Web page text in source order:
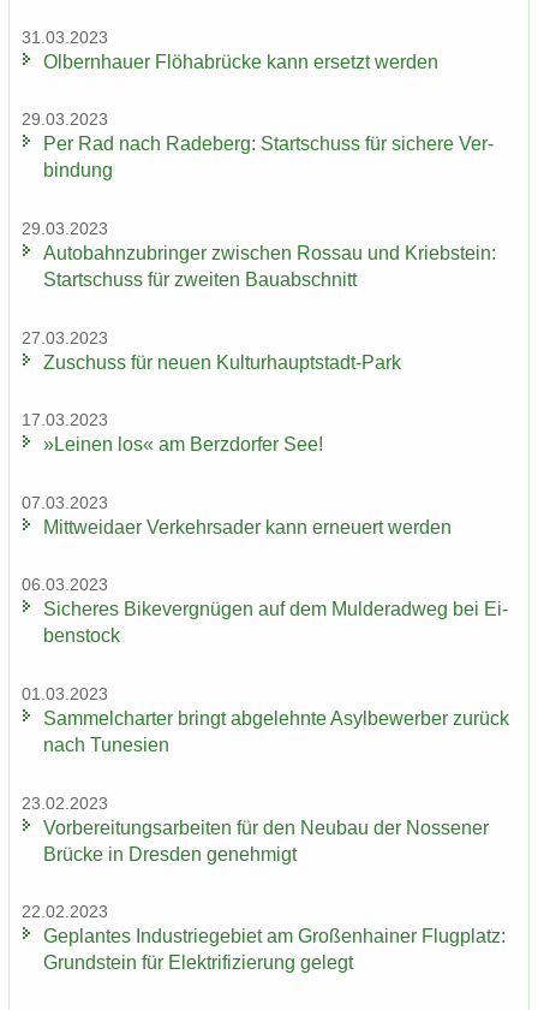
31.03.2023
Ol­bern­hau­er Flöha­b­rü­cke kann er­setzt wer­den
29.03.2023
Per Rad nach Ra­de­berg: Start­schuss für si­che­re Ver­
bin­dung
29.03.2023
Au­to­bahn­zu­brin­ger zwi­schen Ros­sau und Krieb­stein:
Start­schuss für zwei­ten Bau­ab­schnitt
27.03.2023
Zu­schuss für neuen Kulturhauptstadt-​Park
17.03.2023
»Lei­nen los« am Berz­dor­fer See!
07.03.2023
Mitt­wei­da­er Ver­kehrs­ader kann er­neu­ert wer­den
06.03.2023
Si­che­res Bi­ke­ver­gnü­gen auf dem Mul­derad­weg bei Ei­
ben­stock
01.03.2023
Sam­mel­char­ter bringt ab­ge­lehn­te Asyl­be­wer­ber zu­rück
nach Tu­ne­si­en
23.02.2023
Vor­be­rei­tungs­ar­bei­ten für den Neu­bau der Nos­se­ner
Brü­cke in Dres­den ge­neh­migt
22.02.2023
Ge­plan­tes In­dus­trie­ge­biet am Gro­ßen­hai­ner Flug­platz:
Grund­stein für Elek­tri­fi­zie­rung ge­legt